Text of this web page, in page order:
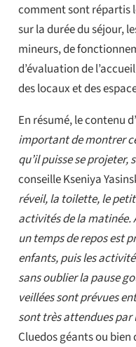
comment sont répartis
sur la durée du séjour,
mineurs, de
d’évaluation de
des locaux et des
En résumé, le contenu
important de montrer
qu’il puisse se projeter,
conseille Kseniya
réveil, la toilette, le
activités de la matinée.
un temps de repos est
enfants, puis les
sans oublier la pause
veillées sont prévues
sont très attendues par
Cluedos géants ou